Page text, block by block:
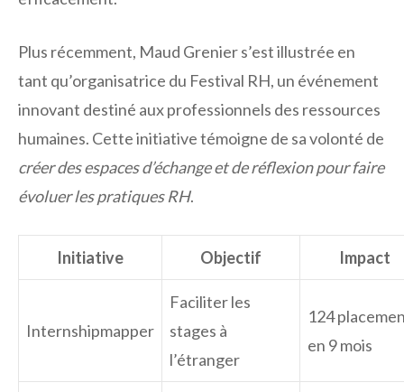
Plus récemment, Maud Grenier s’est illustrée en
tant qu’organisatrice du Festival RH, un événement
innovant destiné aux professionnels des ressources
humaines. Cette initiative témoigne de sa volonté de
créer des espaces d’échange et de réflexion pour faire
évoluer les pratiques RH.
Initiative Objectif Impact
Internshipmapper
Faciliter les
stages à
l’étranger
124
en 9 mois